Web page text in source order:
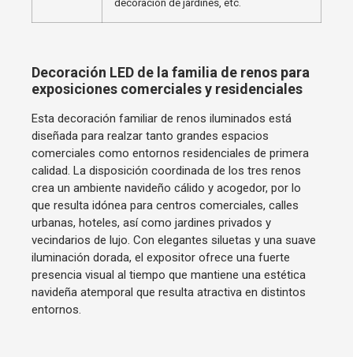
decoración de jardines, etc.
Decoración LED de la familia de renos para
exposiciones comerciales y residenciales
Esta decoración familiar de renos iluminados está
diseñada para realzar tanto grandes espacios
comerciales como entornos residenciales de primera
calidad. La disposición coordinada de los tres renos
crea un ambiente navideño cálido y acogedor, por lo
que resulta idónea para centros comerciales, calles
urbanas, hoteles, así como jardines privados y
vecindarios de lujo. Con elegantes siluetas y una suave
iluminación dorada, el expositor ofrece una fuerte
presencia visual al tiempo que mantiene una estética
navideña atemporal que resulta atractiva en distintos
entornos.